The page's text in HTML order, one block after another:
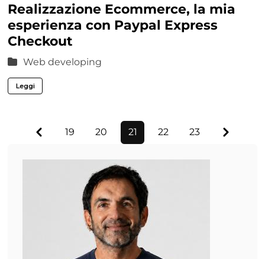
Realizzazione Ecommerce, la mia
esperienza con Paypal Express
Checkout
Web developing
Leggi
Previous19 20 21 22 23 Next